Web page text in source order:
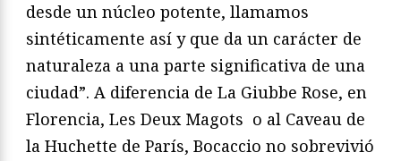
desde un núcleo potente, llamamos
sintéticamente así y que da un carácter de
naturaleza a una parte significativa de una
ciudad”. A diferencia de La Giubbe Rose, en
Florencia, Les Deux Magots o al Caveau de
la Huchette de París, Bocaccio no sobrevivió